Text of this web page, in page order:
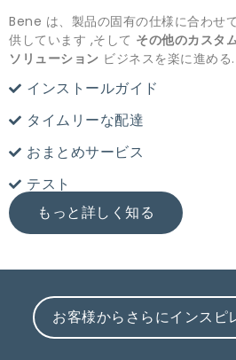
Bene は、製品の固有の仕様に合わせ
供しています ,そして その他のカスタ
ソリューション ビジネスを楽に進める.
インストールガイド
タイムリーな配達
おまとめサービス
テスト
もっと詳しく知る
お客様からさらにインスピ